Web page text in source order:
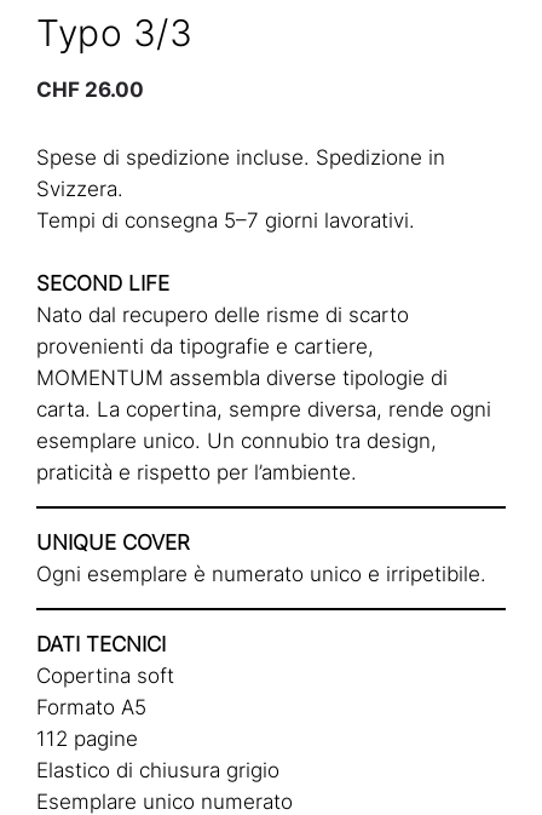
Typo 3/3
CHF 26.00
Spese di spedizione incluse. Spedizione in
Svizzera.
Tempi di consegna 5–7 giorni lavorativi.
SECOND LIFE
Nato dal recupero delle risme di scarto
provenienti da tipografie e cartiere,
MOMENTUM assembla diverse tipologie di
carta. La copertina, sempre diversa, rende ogni
esemplare unico. Un connubio tra design,
praticità e rispetto per l’ambiente.
UNIQUE COVER
Ogni esemplare è numerato unico e irripetibile.
DATI TECNICI
Copertina soft
Formato A5
112 pagine
Elastico di chiusura grigio
Esemplare unico numerato